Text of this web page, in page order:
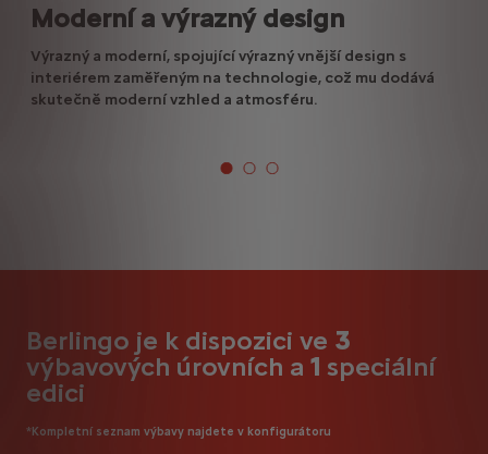
Moderní a výrazný design
Výrazný a moderní, spojující výrazný vnější design s
interiérem zaměřeným na technologie, což mu dodává
skutečně moderní vzhled a atmosféru.
Berlingo je k dispozici ve 3
výbavových úrovních a 1 speciální
edici
*Kompletní seznam výbavy najdete v konfigurátoru